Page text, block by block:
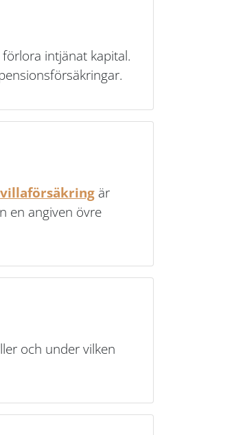
intjänat kapital.
villaförsäkring är
en angiven övre
och under vilken